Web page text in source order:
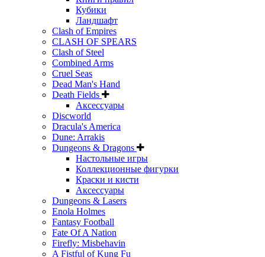
Кубики
Ландшафт
Clash of Empires
CLASH OF SPEARS
Clash of Steel
Combined Arms
Cruel Seas
Dead Man's Hand
Death Fields
Аксессуары
Discworld
Dracula's America
Dune: Arrakis
Dungeons & Dragons
Настольные игры
Коллекционные фигурки
Краски и кисти
Аксессуары
Dungeons & Lasers
Enola Holmes
Fantasy Football
Fate Of A Nation
Firefly: Misbehavin
A Fistful of Kung Fu